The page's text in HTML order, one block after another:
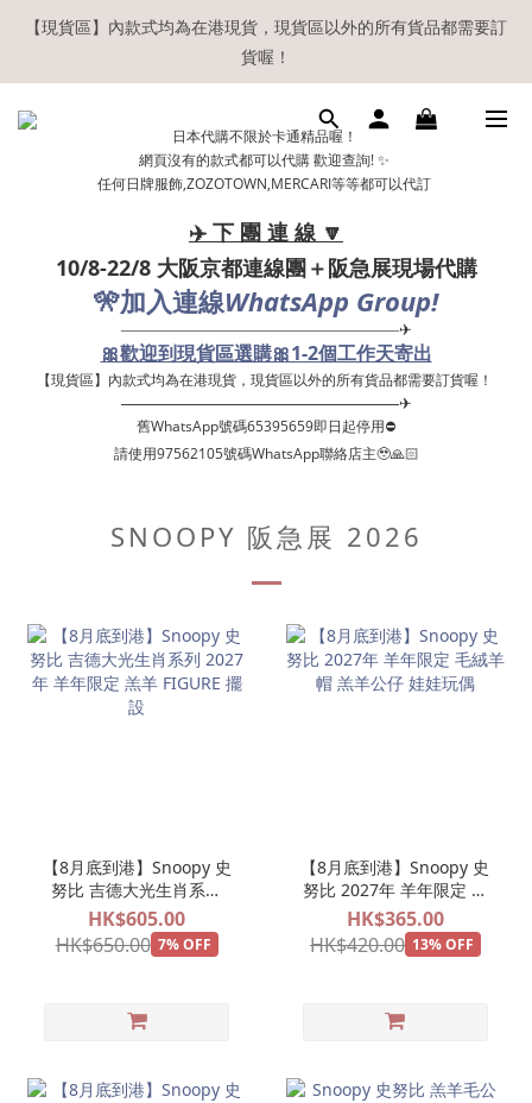
【現貨區】內款式均為在港現貨，現貨區以外的所有貨品都需要訂
貨喔！
【現貨區】內款式均為在港現貨，現貨區以外的所有貨品都需要訂
貨喔！
如欲享用會員優惠，註冊後請務必確認在『已登入狀態下』購物。
如非登入後購物，將不會獲發會員點數，亦不設補發，敬請諒解。
溫馨提示：所有順豐快遞／本地及國際郵遞寄出後，本店只會以電
郵通知出貨，下單後敬請留意電郵信箱。
【現貨區】內款式均為在港現貨，現貨區以外的所有貨品都需要訂
貨喔！
日本代購不限於卡通精品喔！
網頁沒有的款式都可以代購 歡迎查詢! ✨
任何日牌服飾,ZOZOTOWN,MERCARI等等都可以代訂
✈️ 下 團 連 線 🔽
10/8-22/8 大阪京都連線團＋阪急展現場代購
🎌加入連線WhatsApp Group!
——————————————————✈
🎀歡迎到現貨區選購🎀1-2個工作天寄出
【現貨區】內款式均為在港現貨，現貨區以外的所有貨品都需要訂貨喔！ ​
——————————————————✈
舊WhatsApp號碼65395659即日起停用⛔️
請使用97562105號碼WhatsApp聯絡店主🥹🙏🏻
SNOOPY 阪急展 2026
【8月底到港】Snoopy 史
努比 吉德大光生肖系列
2027年 羊年限定 羔羊
FIGURE 擺設
HK$605.00
HK$650.00 7% OFF
【8月底到港】Snoopy 史
努比 2027年 羊年限定 毛
絨羊帽 羔羊公仔 娃娃玩偶
HK$365.00
HK$420.00 13% OFF